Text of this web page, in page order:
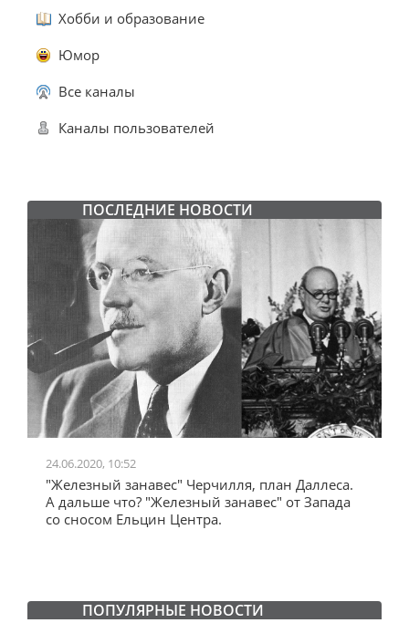
Хобби и образование
Юмор
Все каналы
Каналы пользователей
ПОСЛЕДНИЕ НОВОСТИ
24.06.2020, 10:52
"Железный занавес" Черчилля, план Даллеса.
А дальше что? "Железный занавес" от Запада
со сносом Ельцин Центра.
ПОПУЛЯРНЫЕ НОВОСТИ